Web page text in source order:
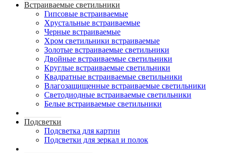
Встраиваемые светильники
Гипсовые встраиваемые
Хрустальные встраиваемые
Черные встраиваемые
Хром светильники встраиваемые
Золотые встраиваемые светильники
Двойные встраиваемые светильники
Круглые встраиваемые светильники
Квадратные встраиваемые светильники
Влагозащищенные встраиваемые светильники
Светодиодные встраиваемые светильники
Белые встраиваемые светильники
Подсветки
Подсветка для картин
Подсветки для зеркал и полок